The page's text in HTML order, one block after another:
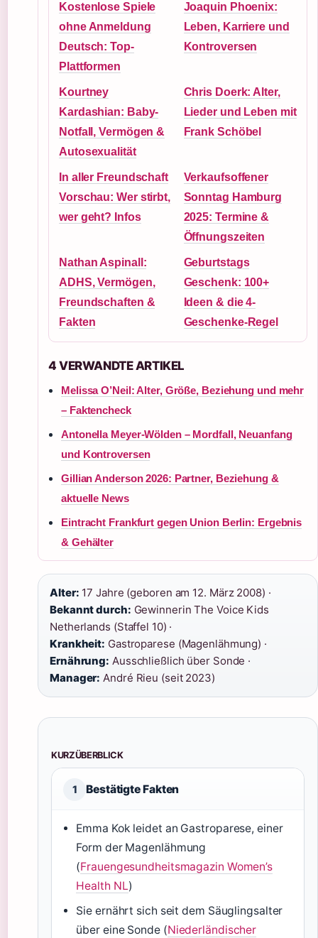
Kostenlose Spiele
ohne Anmeldung
Deutsch: Top-
Plattformen
Joaquin Phoenix:
Leben, Karriere und
Kontroversen
Kourtney
Kardashian: Baby-
Notfall, Vermögen &
Autosexualität
Chris Doerk: Alter,
Lieder und Leben mit
Frank Schöbel
In aller Freundschaft
Vorschau: Wer stirbt,
wer geht? Infos
Verkaufsoffener
Sonntag Hamburg
2025: Termine &
Öffnungszeiten
Nathan Aspinall:
ADHS, Vermögen,
Freundschaften &
Fakten
Geburtstags
Geschenk: 100+
Ideen & die 4-
Geschenke-Regel
4 VERWANDTE ARTIKEL
Melissa O’Neil: Alter, Größe, Beziehung und mehr
– Faktencheck
Antonella Meyer-Wölden – Mordfall, Neuanfang
und Kontroversen
Gillian Anderson 2026: Partner, Beziehung &
aktuelle News
Eintracht Frankfurt gegen Union Berlin: Ergebnis
& Gehälter
Alter: 17 Jahre (geboren am 12. März 2008) ·
Bekannt durch: Gewinnerin The Voice Kids
Netherlands (Staffel 10) ·
Krankheit: Gastroparese (Magenlähmung) ·
Ernährung: Ausschließlich über Sonde ·
Manager: André Rieu (seit 2023)
KURZÜBERBLICK
1 Bestätigte Fakten
Emma Kok leidet an Gastroparese, einer
Form der Magenlähmung
(Frauengesundheitsmagazin Women’s
Health NL)
Sie ernährt sich seit dem Säuglingsalter
über eine Sonde (Niederländischer